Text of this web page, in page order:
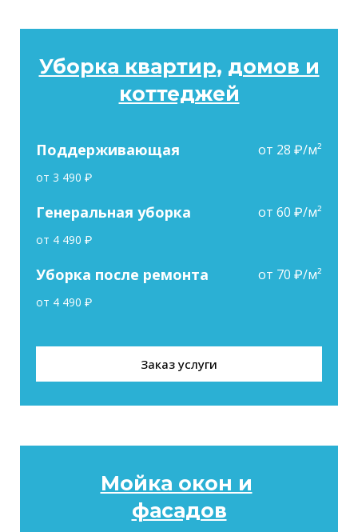
Уборка квартир, домов и
коттеджей
Поддерживающая от 28 ₽/м²
от 3 490 ₽
Генеральная уборка от 60 ₽/м²
от 4 490 ₽
Уборка после ремонта от 70 ₽/м²
от 4 490 ₽
Заказ услуги
Мойка окон и
фасадов